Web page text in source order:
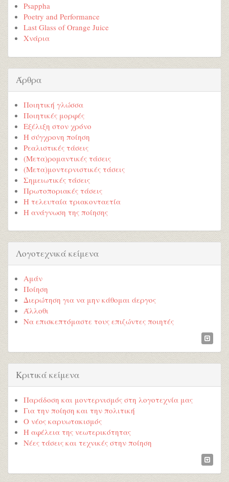
Psappha
Poetry and Performance
Last Glass of Orange Juice
Χνάρια
Άρθρα
Ποιητική γλώσσα
Ποιητικές μορφές
Εξέλιξη στον χρόνο
Η σύγχρονη ποίηση
Ρεαλιστικές τάσεις
(Μετα)ρομαντικές τάσεις
(Μετα)μοντερνιστικές τάσεις
Σημειωτικές τάσεις
Πρωτοποριακές τάσεις
Η τελευταία τριακονταετία
Η ανάγνωση της ποίησης
Λογοτεχνικά κείμενα
Αμάν
Ποίηση
Διερώτηση για να μην κάθομαι άεργος
Άλλοθι
Να επισκεπτόμαστε τους επιζώντες ποιητές
Κριτικά κείμενα
Παράδοση και μοντερνισμός στη λογοτεχνία μας
Για την ποίηση και την πολιτική
Ο νέος καρυωτακισμός
Η αφέλεια της νεωτερικότητας
Νέες τάσεις και τεχνικές στην ποίηση